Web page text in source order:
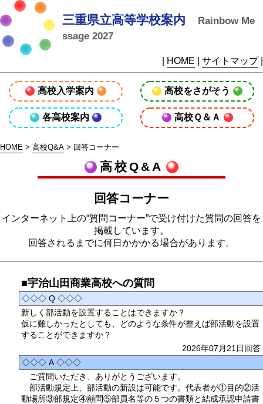
三重県立高等学校案内
Rainbow Me
ssage 2027
HOME サイトマップ|
高校入学案内 高校をさがそう
各高校案内 高校Ｑ＆Ａ
HOME > 高校Q&A > 回答コーナー
高校Q&A
回答コーナー
インターネット上の“質問コーナー”で受け付けた質問の回答を
掲載しています。
回答されるまでに何日かかかる場合があります。
■宇治山田商業高校への質問
◇◇◇ Q ◇◇◇
新しく部活動を設置することはできますか？
仮に難しかったとしても、どのような条件が整えば部活動を設置
することができますか？
2026年07月21日回答
◇◇◇ A ◇◇◇
ご質問いただき、ありがとうございます。
部活動規定上、部活動の新設は可能です。代表者が①目的②活
動場所③部規定④顧問⑤部員名等の５つの書類と結成承認申請書